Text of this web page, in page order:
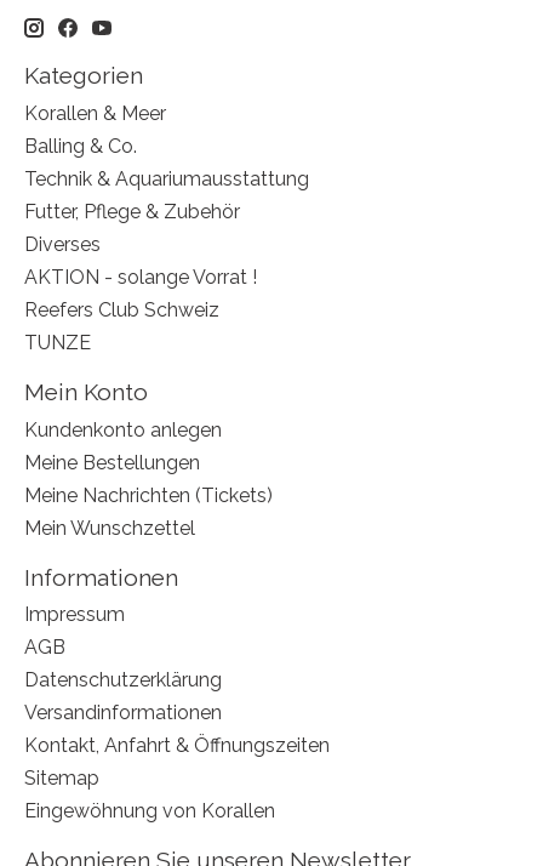
Kategorien
Korallen & Meer
Balling & Co.
Technik & Aquariumausstattung
Futter, Pflege & Zubehör
Diverses
AKTION - solange Vorrat !
Reefers Club Schweiz
TUNZE
Mein Konto
Kundenkonto anlegen
Meine Bestellungen
Meine Nachrichten (Tickets)
Mein Wunschzettel
Informationen
Impressum
AGB
Datenschutzerklärung
Versandinformationen
Kontakt, Anfahrt & Öffnungszeiten
Sitemap
Eingewöhnung von Korallen
Abonnieren Sie unseren Newsletter